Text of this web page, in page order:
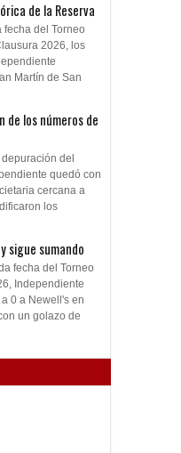
de la Reserva
fecha del Torneo
2026, los
Martín de San
de los números de
del
quedó con
cercana a
los
sigue sumando
fecha del Torneo
Independiente
0 a Newell's en
un golazo de